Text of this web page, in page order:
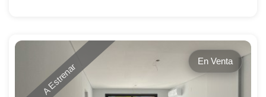
A Estrenar
En Venta